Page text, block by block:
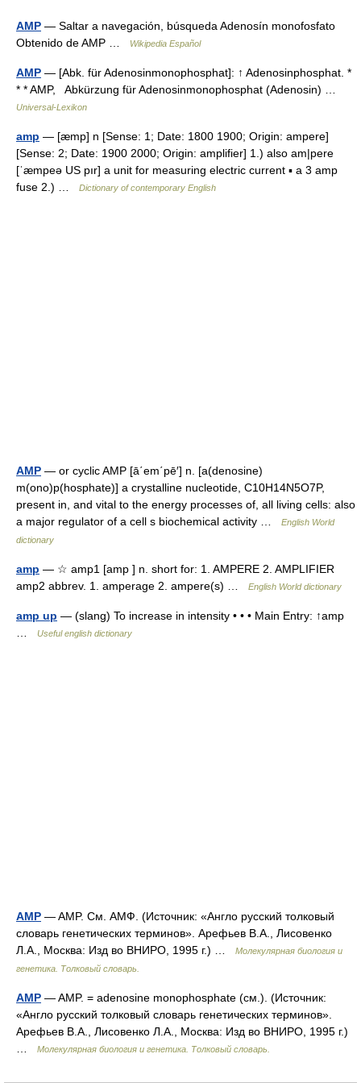
AMP — Saltar a navegación, búsqueda Adenosín monofosfato
Obtenido de AMP …
Wikipedia Español
AMP — [Abk. für Adenosinmonophosphat]: ↑ Adenosinphosphat. *
* * AMP, Abkürzung für Adenosinmonophosphat (Adenosin) …
Universal-Lexikon
amp — [æmp] n [Sense: 1; Date: 1800 1900; Origin: ampere]
[Sense: 2; Date: 1900 2000; Origin: amplifier] 1.) also am|pere
[ˈæmpeə US pır] a unit for measuring electric current ▪ a 3 amp
fuse 2.) …
Dictionary of contemporary English
AMP — or cyclic AMP [ā΄em΄pē′] n. [a(denosine)
m(ono)p(hosphate)] a crystalline nucleotide, C10H14N5O7P,
present in, and vital to the energy processes of, all living cells: also
a major regulator of a cell s biochemical activity …
English World
dictionary
amp — ☆ amp1 [amp ] n. short for: 1. AMPERE 2. AMPLIFIER
amp2 abbrev. 1. amperage 2. ampere(s) …
English World dictionary
amp up — (slang) To increase in intensity • • • Main Entry: ↑amp
Useful english dictionary
AMP — AMP. См. АМФ. (Источник: «Англо русский толковый
словарь генетических терминов». Арефьев В.А., Лисовенко
Л.А., Москва: Изд во ВНИРО, 1995 г.) …
Молекулярная биология и
генетика. Толковый словарь.
AMP — AMP. = adenosine monophosphate (см.). (Источник:
«Англо русский толковый словарь генетических терминов».
Арефьев В.А., Лисовенко Л.А., Москва: Изд во ВНИРО, 1995 г.)
Молекулярная биология и генетика. Толковый словарь.